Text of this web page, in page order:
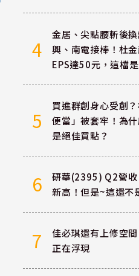
4
金居、尖點腰斬後
興、南電接棒！杜
EPS達50元，這檔
5
買進群創身心受創
便當」被套牢！為
是絕佳買點？
6
研華(2395) Q2營收
新高！但是~這還不
7
佳必琪還有上修空
正在浮現